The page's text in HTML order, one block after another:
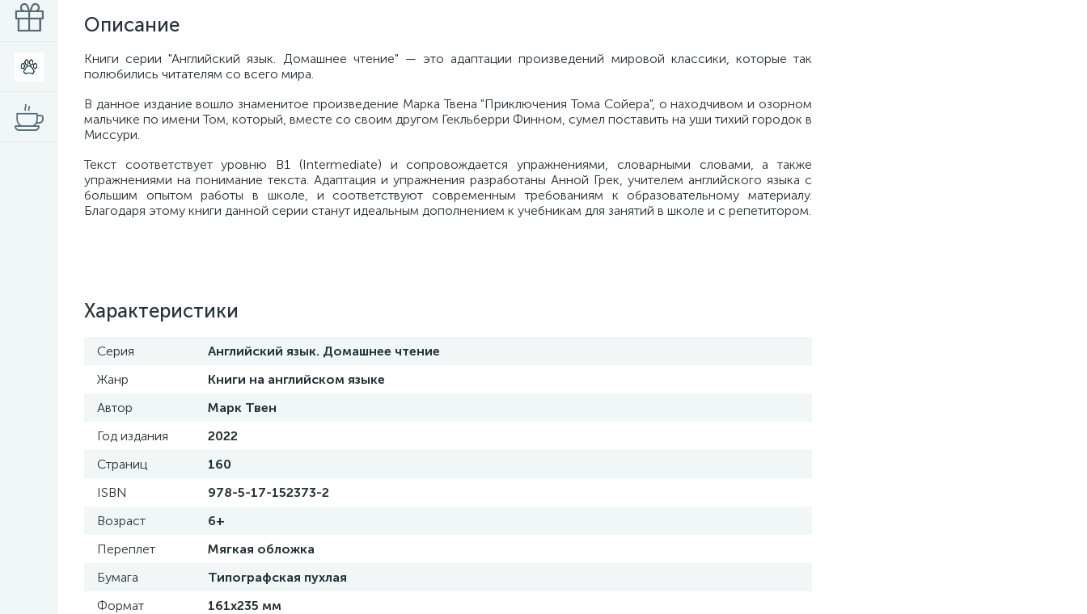
Описание
Книги серии "Английский язык. Домашнее чтение" — это адаптации произведений мировой классики, которые так
полюбились читателям со всего мира.
В данное издание вошло знаменитое произведение Марка Твена "Приключения Тома Сойера", о находчивом и озорном
мальчике по имени Том, который, вместе со своим другом Гекльберри Финном, сумел поставить на уши тихий городок в
Миссури.
Текст соответствует уровню B1 (Intermediate) и сопровождается упражнениями, словарными словами, а также
упражнениями на понимание текста. Адаптация и упражнения разработаны Анной Грек, учителем английского языка с
большим опытом работы в школе, и соответствуют современным требованиям к образовательному материалу.
Благодаря этому книги данной серии станут идеальным дополнением к учебникам для занятий в школе и с репетитором.
Характеристики
Серия
Английский язык. Домашнее чтение
Жанр
Книги на английском языке
Автор
Марк Твен
Год издания
2022
Страниц
160
ISBN
978-5-17-152373-2
Возраст
6+
Переплет
Мягкая обложка
Бумага
Типографская пухлая
Формат
161x235 мм